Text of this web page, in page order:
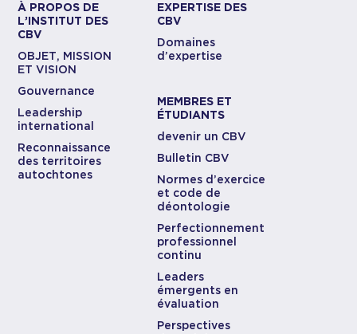
À PROPOS DE
L’INSTITUT DES
CBV
OBJET, MISSION
ET VISION
Gouvernance
Leadership
international
Reconnaissance
des territoires
autochtones
EXPERTISE DES
CBV
Domaines
d’expertise
MEMBRES ET
ÉTUDIANTS
devenir un CBV
Bulletin CBV
Normes d’exercice
et code de
déontologie
Perfectionnement
professionnel
continu
Leaders
émergents en
évaluation
Perspectives